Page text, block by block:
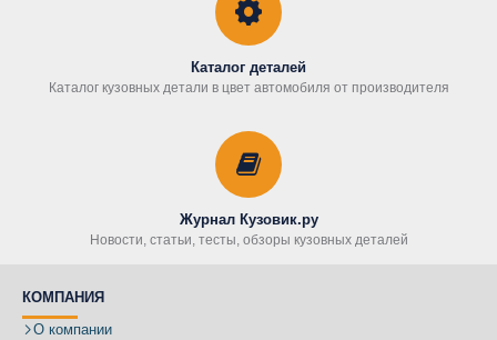
Каталог деталей
Каталог кузовных детали в цвет автомобиля от производителя
Журнал Кузовик.ру
Новости, статьи, тесты, обзоры кузовных деталей
КОМПАНИЯ
О компании